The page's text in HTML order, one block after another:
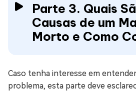
Parte 3. Quais
Causas de um
Morto e Como
Caso tenha interesse em
problema, esta parte deve